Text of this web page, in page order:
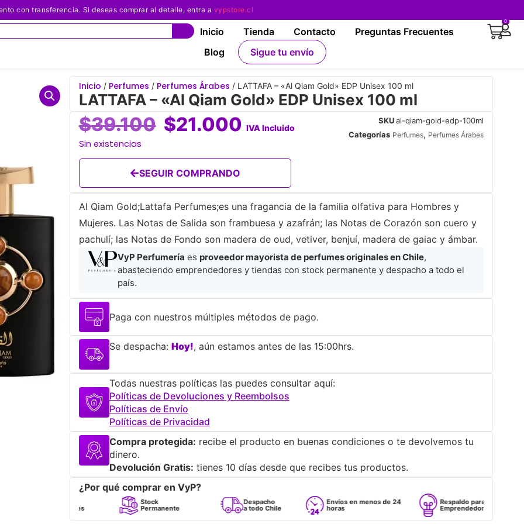
con transferencia. Si deseas comprar al detalle, entra a vypstore.cl
Inicio Tienda Contacto
Preguntas Frecuentes
Blog
Sigue tu envío
0
Inicio / Perfumes / Perfumes Árabes / LATTAFA – «Al Qiam Gold» EDP Unisex 100 ml
LATTAFA – «Al Qiam Gold» EDP Unisex 100 ml
$39.100 $21.000 IVA Incluido
Sin existencias
SEGUIR COMPRANDO
SKUal-qiam-gold-edp-100ml
Categorías Perfumes, Perfumes Árabes
Al Qiam Gold;Lattafa Perfumes;es una fragancia de la familia olfativa para Hombres y
Mujeres. Las Notas de Salida son frambuesa y azafrán; las Notas de Corazón son cuero y
pachulí; las Notas de Fondo son madera de oud, vetiver, benjuí, madera de gaiac y ámbar.
VyP Perfumería es proveedor mayorista de perfumes originales en Chile,
abasteciendo emprendedores y tiendas con stock permanente y despacho a todo el
país.
Paga con nuestros múltiples métodos de pago.
Se despacha: Hoy!, aún estamos antes de las 15:00hrs.
Todas nuestras políticas las puedes consultar aquí:
Políticas de Devoluciones y Reembolsos
Políticas de Envío
Políticas de Privacidad
Compra protegida: recibe el producto en buenas condiciones o te devolvemos tu
dinero.
Devolución Gratis: tienes 10 días desde que recibes tus productos.
¿Por qué comprar en VyP?
Stock
Permanente
Despacho
a todo Chile
Envíos en menos de 24
horas
Respaldo para
Emprendedores